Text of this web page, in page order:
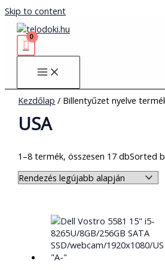
Skip to content
Kezdőlap / Billentyűzet nyelve
USA
1–8 termék, összesen 17 dbSorted